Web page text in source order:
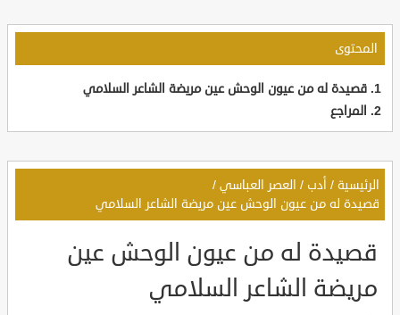
المحتوى
قصيدة له من عيون الوحش عين مريضة الشاعر السلامي
المراجع
الرئيسية / أدب / العصر العباسي /
قصيدة له من عيون الوحش عين مريضة الشاعر السلامي
قصيدة له من عيون الوحش عين
مريضة الشاعر السلامي